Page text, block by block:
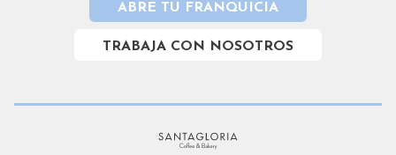
ABRE TU FRANQUICIA
TRABAJA CON NOSOTROS